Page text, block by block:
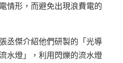
情形，而避免出現浪費電的
丞傑介紹他們研製的「光導
水燈」，利用閃爍的流水燈